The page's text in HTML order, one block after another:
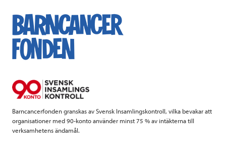
e
b
k
t
t
k
e
Barncancerfonden granskas av Svensk Insamlingskontroll, vilka bevakar att
organisationer med 90-konto använder minst 75 % av intäkterna till
verksamhetens ändamål.